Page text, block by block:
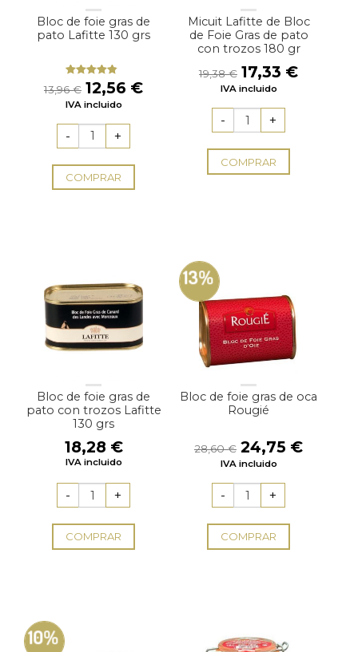
Bloc de foie gras de
pato Lafitte 130 grs
Valorado
con
4.50
de 5
13,96€ El
precio
era:
13,96 €.
12,56 €El
IVA incluido
COMPRAR
Micuit Lafitte de Bloc
de Foie Gras de pato
con trozos 180 gr
19,38€ El
precio
era:
19,38 €.
17,33 €El
IVA incluido
COMPRAR
Bloc de foie gras de
pato con trozos Lafitte
130 grs
18,28 €
IVA incluido
COMPRAR
13%
Bloc de foie gras de oca
Rougié
28,60€ El
precio
era:
28,60 €.
24,75 €El
IVA incluido
COMPRAR
10%